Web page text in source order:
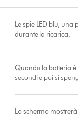
Le spie LED blu,
durante la ricarica.
Quando la batteria è
secondi e poi si
Lo schermo